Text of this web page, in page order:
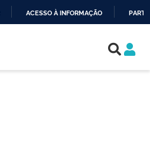
ACESSO À INFORMAÇÃO